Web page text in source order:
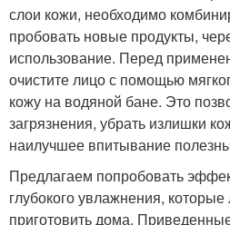
слои кожи, необходимо
пробовать новые продукты,
использование. Перед
очистите лицо с помощью
кожу на водяной бане. Это
загрязнения, убрать излишки
наилучшее впитывание
Предлагаем попробовать
глубокого увлажнения,
приготовить дома.